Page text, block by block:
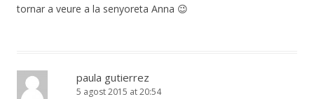
tornar a veure a la senyoreta Anna 😉
paula gutierrez
5 agost 2015 at 20:54